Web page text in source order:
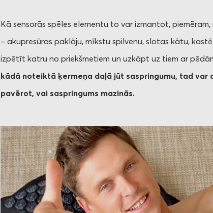
Kā sensorās spēles elementu to var izmantot,
– akupresūras paklāju, mīkstu spilvenu, slotas kātu,
izpētīt katru no priekšmetiem un uzkāpt uz tiem ar
kādā noteiktā ķermeņa daļā jūt saspringumu, tad var
pavērot, vai saspringums mazinās.